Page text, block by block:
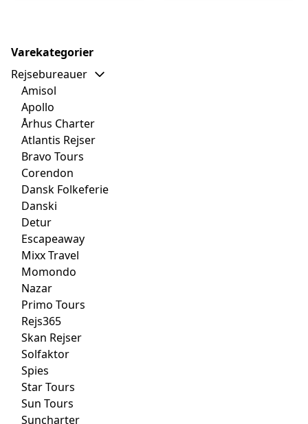
Varekategorier
Rejsebureauer
Amisol
Apollo
Århus Charter
Atlantis Rejser
Bravo Tours
Corendon
Dansk Folkeferie
Danski
Detur
Escapeaway
Mixx Travel
Momondo
Nazar
Primo Tours
Rejs365
Skan Rejser
Solfaktor
Spies
Star Tours
Sun Tours
Suncharter